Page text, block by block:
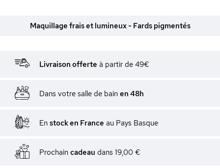
Maquillage frais et lumineux - Fards pigmentés
Livraison offerte à partir de 49€
Dans votre salle de bain en 48h
En stock en France au Pays Basque
Prochain cadeau dans 19,00 €